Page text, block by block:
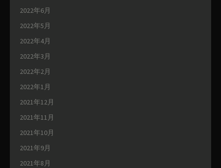
2022年6月
2022年5月
2022年4月
2022年3月
2022年2月
2022年1月
2021年12月
2021年11月
2021年10月
2021年9月
2021年8月